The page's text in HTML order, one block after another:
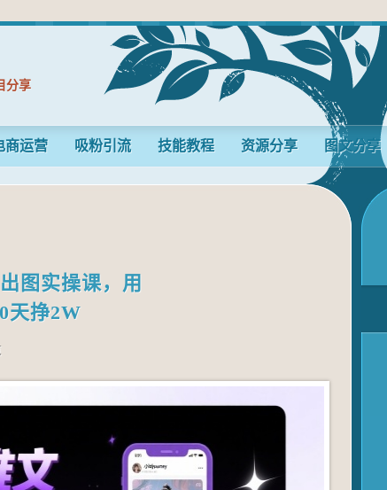
分享
商运营 吸粉引流 技能教程 资源分享 图文分享
图实操课，用
天挣2W